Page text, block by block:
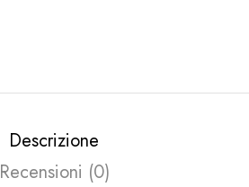
Descrizione
Recensioni (0)